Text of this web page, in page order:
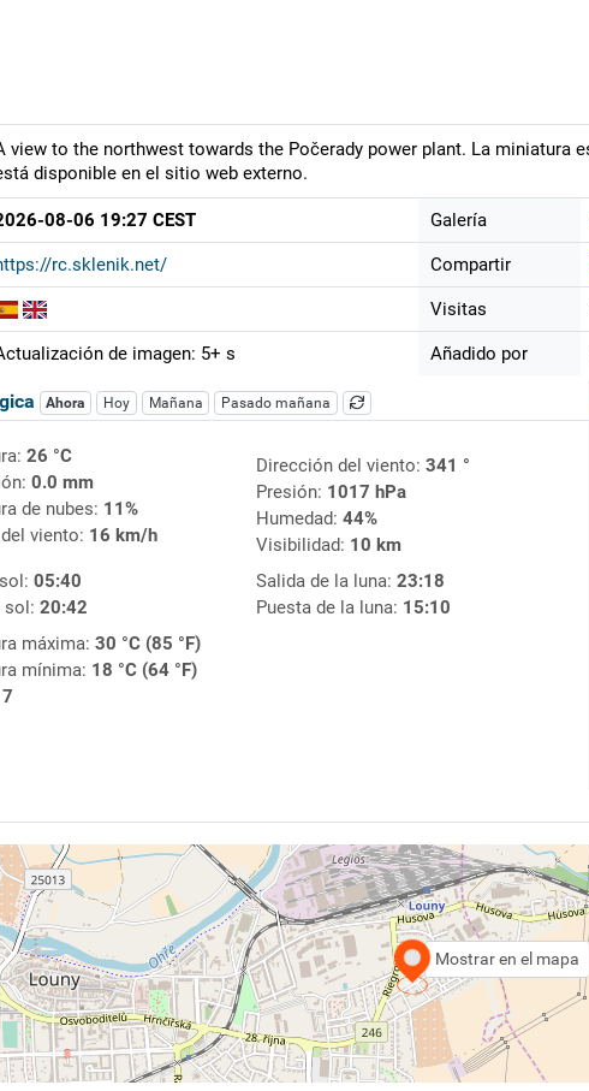
view to the northwest towards the Počerady power plant. La miniatura
disponible en el sitio web externo.
08-06 19:27 CEST
rc.sklenik.net/
de imagen: 5+ s
Galería
Compartir
Visitas
Añadido por
Ahora Hoy Mañana Pasado mañana
26 °C
0.0 mm
de nubes: 11%
viento: 16 km/h
Dirección del viento: 341 °
Presión: 1017 hPa
Humedad: 44%
Visibilidad: 10 km
05:40
sol: 20:42
Salida de la luna: 23:18
Puesta de la luna: 15:10
máxima: 30 °C (85 °F)
mínima: 18 °C (64 °F)
7
Mostrar en el mapa